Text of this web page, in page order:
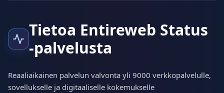
Tietoa Entireweb Status
-palvelusta
Reaaliaikainen palvelun valvonta yli 9000 verkkopalvelulle,
sovellukselle ja digitaaliselle kokemukselle